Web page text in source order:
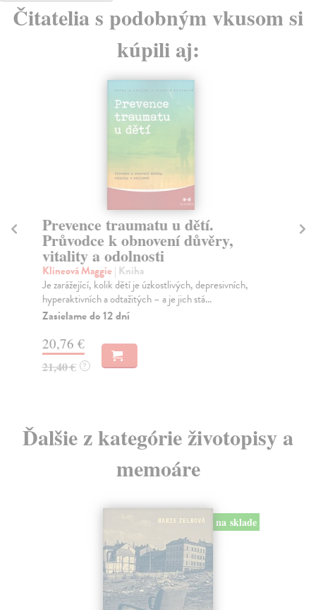
Čitatelia s podobným vkusom si
kúpili aj:
Prevence traumatu u dětí.
Průvodce k obnovení důvěry,
vitality a odolnosti
Klineová Maggie | Kniha
Je zarážející, kolik dětí je úzkostlivých, depresivních,
hyperaktivních a odtažitých – a je jich stá...
Zasielame do 12 dní
20,76 €
21,40 € ?
Ďalšie z kategórie životopisy a
memoáre
na sklade